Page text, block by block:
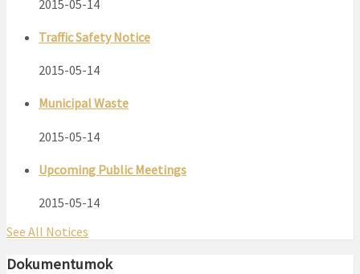
2015-05-14
Traffic Safety Notice
2015-05-14
Municipal Waste
2015-05-14
Upcoming Public Meetings
2015-05-14
See All Notices
Dokumentumok